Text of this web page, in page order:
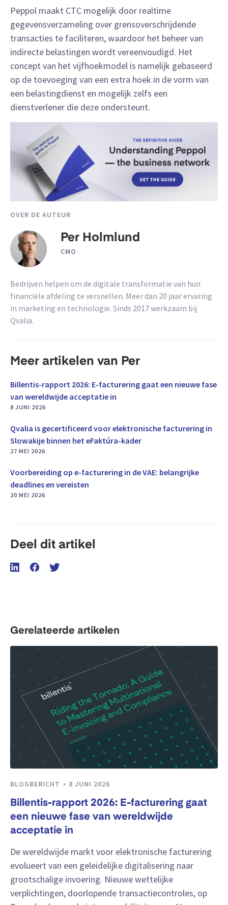
Peppol maakt CTC mogelijk door realtime
gegevensverzameling over grensoverschrijdende
transacties te faciliteren, waardoor het beheer van
indirecte belastingen wordt vereenvoudigd. Het
concept van het vijfhoekmodel is namelijk gebaseerd
op de toevoeging van een extra hoek in de vorm van
een belastingdienst en mogelijk zelfs een
dienstverlener die deze ondersteunt.
OVER DE AUTEUR
Per Holmlund
CMO
Bedrijven helpen om de digitale transformatie van hun
financiële afdeling te versnellen. Meer dan 20 jaar ervaring
in marketing en technologie. Sinds 2017 werkzaam bij
Qvalia.
Meer artikelen van Per
Billentis-rapport 2026: E-facturering gaat een nieuwe fase
van wereldwijde acceptatie in
8 JUNI 2026
Qvalia is gecertificeerd voor elektronische facturering in
Slowakije binnen het eFaktúra-kader
27 MEI 2026
Voorbereiding op e-facturering in de VAE: belangrijke
deadlines en vereisten
20 MEI 2026
Deel dit artikel
Gerelateerde artikelen
BLOGBERICHT 8 JUNI 2026
Billentis-rapport 2026: E-facturering gaat
een nieuwe fase van wereldwijde
acceptatie in
De wereldwijde markt voor elektronische facturering
evolueert van een geleidelijke digitalisering naar
grootschalige invoering. Nieuwe wettelijke
verplichtingen, doorlopende transactiecontroles, op